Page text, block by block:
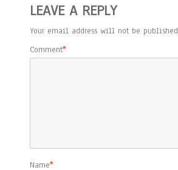
LEAVE A REPLY
Your email address will not be
Comment*
Name*